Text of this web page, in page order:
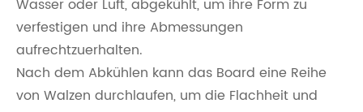
Wasser oder Luft, abgekühlt, um ihre Form zu
verfestigen und ihre Abmessungen
aufrechtzuerhalten.
Nach dem Abkühlen kann das Board eine Reihe
von Walzen durchlaufen, um die Flachheit und